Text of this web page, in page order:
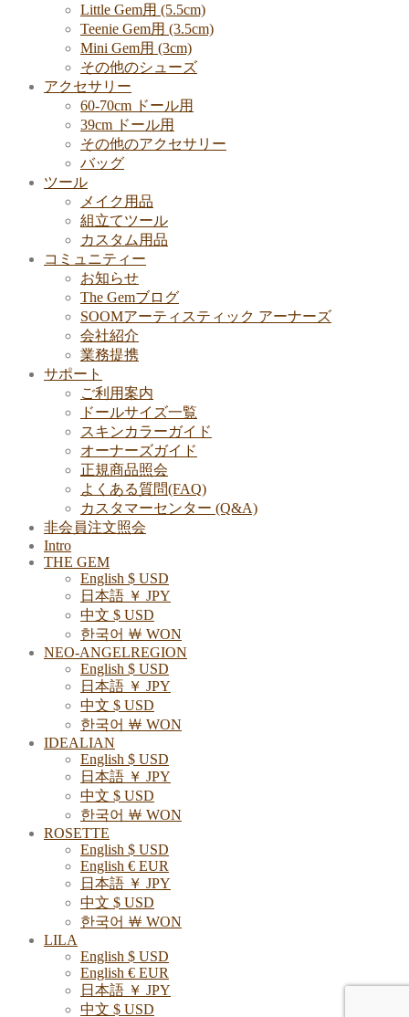
Little Gem用 (5.5cm)
Teenie Gem用 (3.5cm)
Mini Gem用 (3cm)
その他のシューズ
アクセサリー
60-70cm ドール用
39cm ドール用
その他のアクセサリー
バッグ
ツール
メイク用品
組立てツール
カスタム用品
コミュニティー
お知らせ
The Gemブログ
SOOMアーティスティック アーナーズ
会社紹介
業務提携
サポート
ご利用案内
ドールサイズ一覧
スキンカラーガイド
オーナーズガイド
正規商品照会
よくある質問(FAQ)
カスタマーセンター (Q&A)
非会員注文照会
Intro
THE GEM
English $ USD
日本語 ￥ JPY
中文 $ USD
한국어 ￦ WON
NEO-ANGELREGION
English $ USD
日本語 ￥ JPY
中文 $ USD
한국어 ￦ WON
IDEALIAN
English $ USD
日本語 ￥ JPY
中文 $ USD
한국어 ￦ WON
ROSETTE
English $ USD
English € EUR
日本語 ￥ JPY
中文 $ USD
한국어 ￦ WON
LILA
English $ USD
English € EUR
日本語 ￥ JPY
中文 $ USD